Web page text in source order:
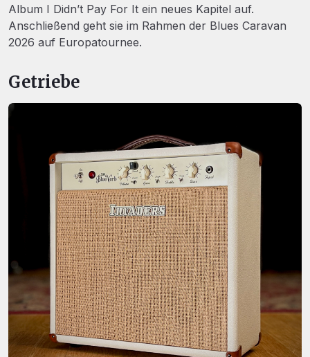
Album I Didn’t Pay For It ein neues Kapitel auf.
Anschließend geht sie im Rahmen der Blues Caravan
2026 auf Europatournee.
Getriebe